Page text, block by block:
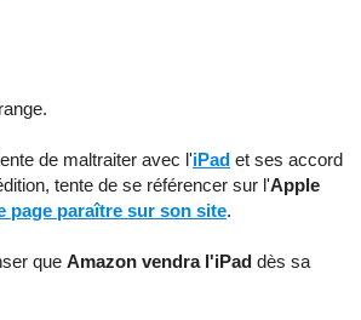
de maltraiter avec l'iPad et ses accord
tente de se référencer sur l'Apple
page paraître sur son site.
que Amazon vendra l'iPad dès sa